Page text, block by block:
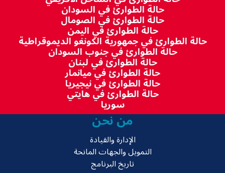
حالة الطوارئ في السودان
حالة الطوارئ في الصومال
حالة الطوارئ في اليمن
حالة الطوارئ في جمهورية الكونغو الديموقراطية
حالة الطوارئ في جنوب السودان
حالة الطوارئ في لبنان
حالة الطوارئ في ميانمار
حالة الطوارئ في نيجيريا
حالة الطوارئ في هايتي
سوريا
من نحن
الإدارة والقيادة
التمويل والجهات المانحة
تاريخ البرنامج